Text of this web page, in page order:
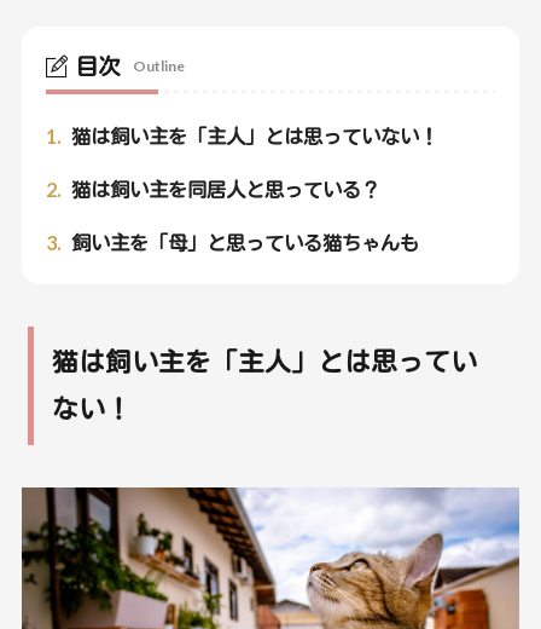
目次 Outline
1. 猫は飼い主を「主人」とは思っていない！
2. 猫は飼い主を同居人と思っている？
3. 飼い主を「母」と思っている猫ちゃんも
猫は飼い主を「主人」とは思ってい
ない！